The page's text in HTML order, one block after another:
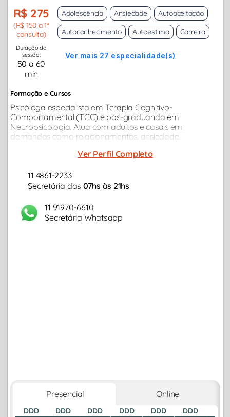
R$ 275
(R$ 150 a 1ª
consulta)
Duração da
sessão:
50 a 60
min
Adolescência Ansiedade
Autoaceitação
Autoconhecimento
Autoestima Carreira
Ver mais 27 especialidade(s)
Formação e Cursos
Psicóloga especialista em Terapia Cognitivo-
Comportamental (TCC) e pós-graduanda em
Neuropsicologia. Atua com adultos e casais em
demandas como relacionamentos. ansiedade,
transição de carreira.Ver Perfil Completo
11 4861-2233
Secretária das 07hs às 21hs
11 91970-6610
Secretária Whatsapp
Presencial Online
DDD
DDD
DDD
DDD
DDD
DDD